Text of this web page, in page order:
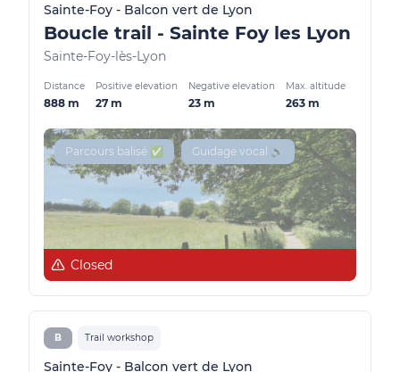
Sainte-Foy - Balcon vert de Lyon
Boucle trail - Sainte Foy les Lyon
Sainte-Foy-lès-Lyon
Distance
888 m
Positive elevation
27 m
Negative elevation
23 m
Max. altitude
263 m
Parcours balisé ✅ Guidage vocal 🔊
Closed
B Trail workshop
Sainte-Foy - Balcon vert de Lyon